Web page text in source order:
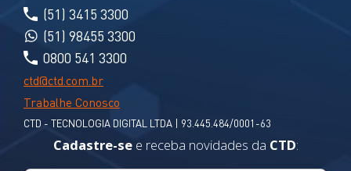
(51) 3415 3300
(51) 98455 3300
0800 541 3300
ctd@ctd.com.br
Trabalhe Conosco
CTD - TECNOLOGIA DIGITAL LTDA | 93.445.484/0001-63
Cadastre-see receba novidades da CTD: